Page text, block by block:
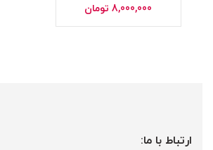
8,000,000 تومان
ارتباط با ما: